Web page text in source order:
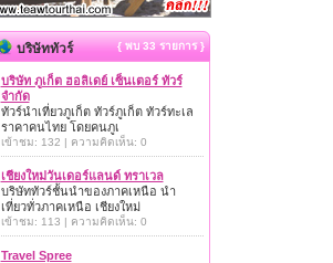
บริษัททัวร์ { พบ 33 รายการ }
บริษัท ภูเก็ต ฮอลิเดย์ เซ็นเตอร์ ทัวร์
จำกัด
ทัวร์นำเที่ยวภูเก็ต ทัวร์ภูเก็ต ทัวร์ทะเล
ราคาคนไทย โดยคนภูเ
เข้าชม: 132 | ความคิดเห็น: 0
เชียงใหม่วันเดอร์แลนด์ ทราเวล
บริษัททัวร์ชั้นนำของภาคเหนือ นำ
เที่ยวทั่วภาคเหนือ เชียงใหม่
เข้าชม: 113 | ความคิดเห็น: 0
Travel Spree